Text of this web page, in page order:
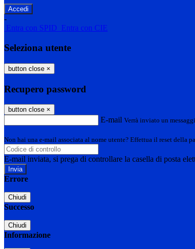
-
Entra con SPID Entra con CIE
Seleziona utente
button close ×
Recupero password
button close ×
E-mail Verrà inviato un
Non hai una e-mail associata al nome utente? Effettua il reset della
E-mail inviata, si prega di controllare la casella di posta
Errore
Chiudi
Successo
Chiudi
Informazione